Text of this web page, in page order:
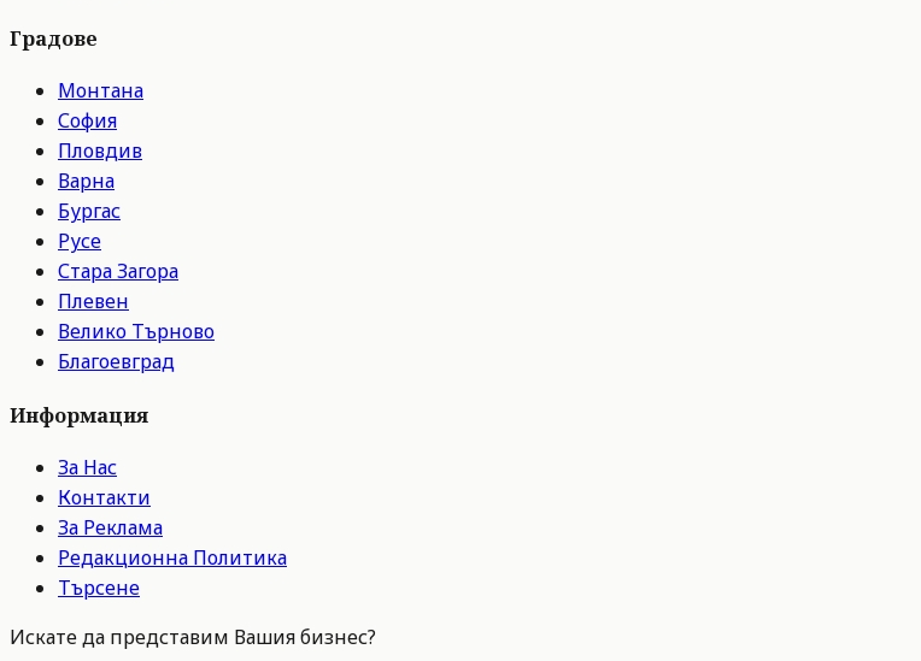
Градове
Монтана
София
Пловдив
Варна
Бургас
Русе
Стара Загора
Плевен
Велико Търново
Благоевград
Информация
За Нас
Контакти
За Реклама
Редакционна Политика
Търсене
Искате да представим Вашия бизнес?